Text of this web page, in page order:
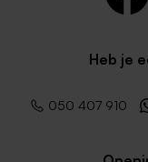
Heb je
050 407 910